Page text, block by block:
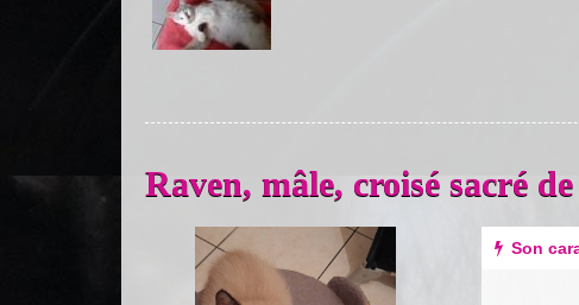
Raven, mâle, croisé sacré
Previous Son